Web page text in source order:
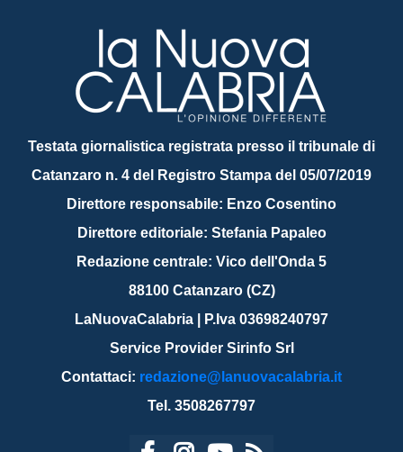
Testata giornalistica registrata presso il tribunale di
Catanzaro n. 4 del Registro Stampa del 05/07/2019
Direttore responsabile: Enzo Cosentino
Direttore editoriale: Stefania Papaleo
Redazione centrale: Vico dell'Onda 5
88100 Catanzaro (CZ)
LaNuovaCalabria | P.Iva 03698240797
Service Provider Sirinfo Srl
Contattaci: redazione@lanuovacalabria.it
Tel. 3508267797